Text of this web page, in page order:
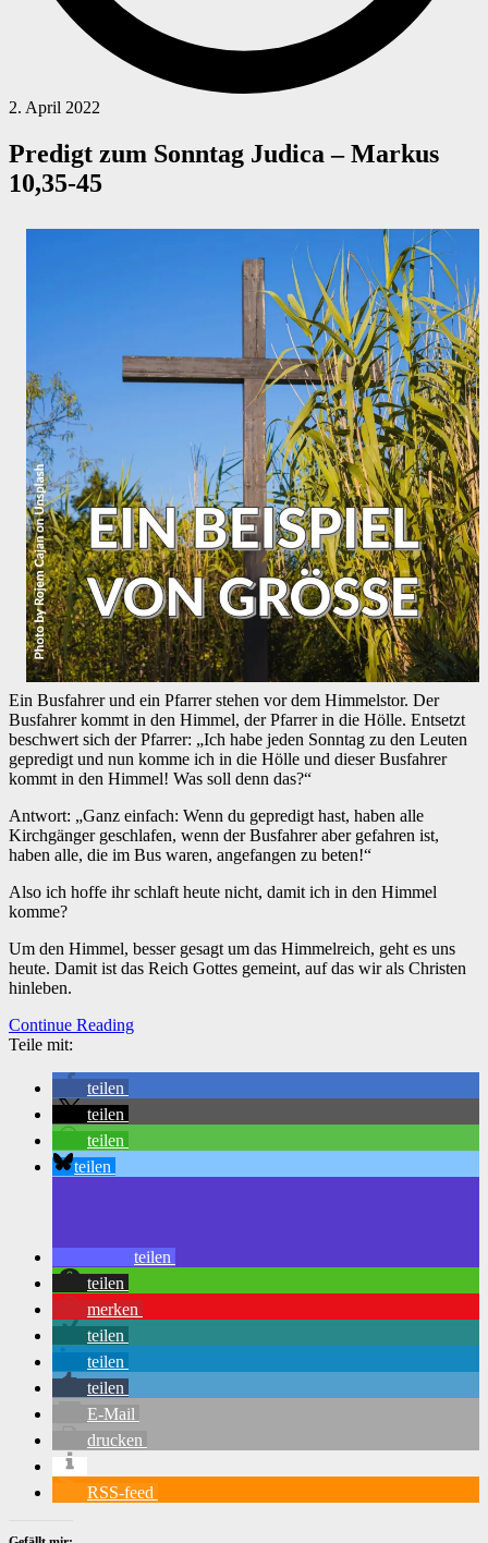
2. April 2022
Predigt zum Sonntag Judica – Markus
10,35-45
Ein Busfahrer und ein Pfarrer stehen vor dem Himmelstor. Der
Busfahrer kommt in den Himmel, der Pfarrer in die Hölle. Entsetzt
beschwert sich der Pfarrer: „Ich habe jeden Sonntag zu den Leuten
gepredigt und nun komme ich in die Hölle und dieser Busfahrer
kommt in den Himmel! Was soll denn das?“
Antwort: „Ganz einfach: Wenn du gepredigt hast, haben alle
Kirchgänger geschlafen, wenn der Busfahrer aber gefahren ist,
haben alle, die im Bus waren, angefangen zu beten!“
Also ich hoffe ihr schlaft heute nicht, damit ich in den Himmel
komme?
Um den Himmel, besser gesagt um das Himmelreich, geht es uns
heute. Damit ist das Reich Gottes gemeint, auf das wir als Christen
hinleben.
Continue Reading
Teile mit:
teilen
teilen
teilen
teilen
teilen
teilen
merken
teilen
teilen
teilen
E-Mail
drucken
RSS-feed